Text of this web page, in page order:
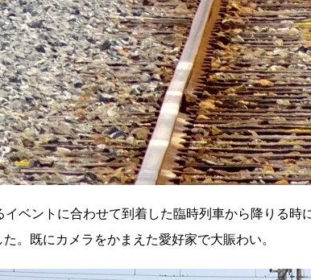
イベントに合わせて到着した臨時列車から降りる時
た。既にカメラをかまえた愛好家で大賑わい。